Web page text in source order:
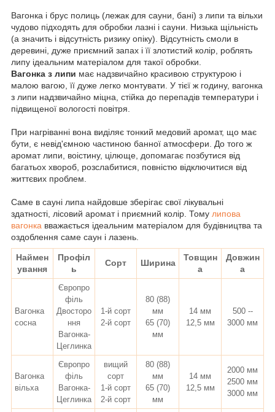
Вагонка і брус полиць (лежак для сауни, бані) з липи та вільхи
чудово підходять для обробки лазні і сауни. Низька щільність
(а значить і відсутність ризику опіку). Відсутність смоли в
деревині, дуже приємний запах і її злотистий колір, роблять
липу ідеальним матеріалом для такої обробки.
Вагонка з липи має надзвичайно красивою структурою і
малою вагою, її дуже легко монтувати. У тієї ж годину, вагонка
з липи надзвичайно міцна, стійка до перепадів температури і
підвищеної вологості повітря.
При нагріванні вона виділяє тонкий медовий аромат, що має
бути, є невід'ємною частиною банної атмосфери. До того ж
аромат липи, воістину, цілюще, допомагає позбутися від
багатьох хвороб, розслабитися, повністю відключитися від
життєвих проблем.
Саме в сауні липа найдовше зберігає свої лікувальні
здатності, лісовий аромат і приємний колір. Тому липова
вагонка вважається ідеальним матеріалом для будівництва та
оздоблення саме саун і лазень.
Наймен
ування
Профіл
ь
Сорт Ширина
Товщин
а
Довжин
а
Вагонка
сосна
Європро
філь
Двосторо
ння
Вагонка-
Цеглинка
1-й сорт
2-й сорт
80 (88)
мм
65 (70)
мм
14 мм
12,5 мм
500 --
3000 мм
Вагонка
вільха
Європро
філь
Вагонка-
Цеглинка
вищий
сорт
1-й сорт
2-й сорт
80 (88)
мм
65 (70)
мм
14 мм
12,5 мм
2000 мм
2500 мм
3000 мм